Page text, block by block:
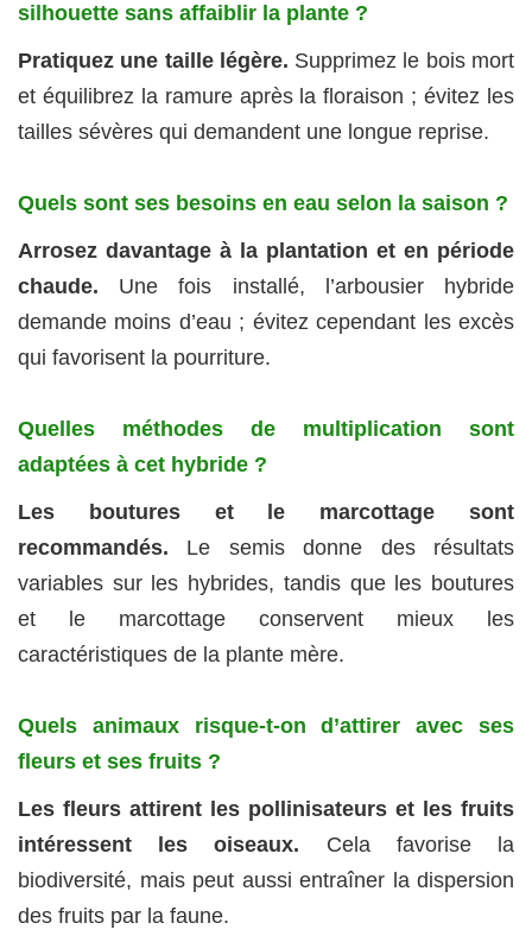
silhouette sans affaiblir la plante ?
Pratiquez une taille légère. Supprimez le bois mort
et équilibrez la ramure après la floraison ; évitez les
tailles sévères qui demandent une longue reprise.
Quels sont ses besoins en eau selon la saison ?
Arrosez davantage à la plantation et en période
chaude. Une fois installé, l’arbousier hybride
demande moins d’eau ; évitez cependant les excès
qui favorisent la pourriture.
Quelles méthodes de multiplication sont
adaptées à cet hybride ?
Les boutures et le marcottage sont
recommandés. Le semis donne des résultats
variables sur les hybrides, tandis que les boutures
et le marcottage conservent mieux les
caractéristiques de la plante mère.
Quels animaux risque-t-on d’attirer avec ses
fleurs et ses fruits ?
Les fleurs attirent les pollinisateurs et les fruits
intéressent les oiseaux. Cela favorise la
biodiversité, mais peut aussi entraîner la dispersion
des fruits par la faune.